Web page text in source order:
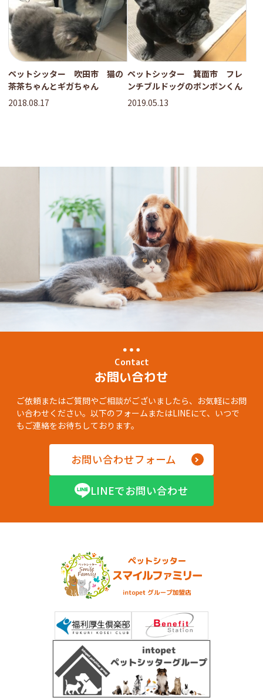
ペットシッター 吹田市 猫の
茶茶ちゃんとギガちゃん
2018.08.17
ペットシッター 箕面市 フレ
ンチブルドッグのボンボンくん
2019.05.13
Contact
お問い合わせ
ご依頼またはご質問やご相談がございましたら、お気軽にお問
い合わせください。以下のフォームまたはLINEにて、いつで
もご連絡をお待ちしております。
お問い合わせフォーム
LINEでお問い合わせ